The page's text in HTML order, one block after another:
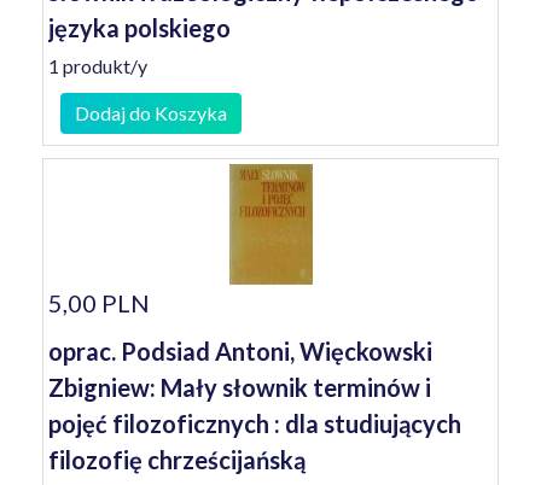
języka polskiego
1 produkt/y
Dodaj do Koszyka
5,00 PLN
oprac. Podsiad Antoni, Więckowski
Zbigniew: Mały słownik terminów i
pojęć filozoficznych : dla studiujących
filozofię chrześcijańską